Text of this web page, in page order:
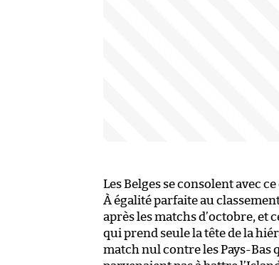
Les Belges se consolent avec
À égalité parfaite au
après les matchs d’octobre, et
qui prend seule la tête de la
match nul contre les Pays-Bas